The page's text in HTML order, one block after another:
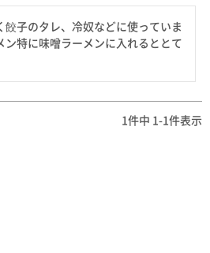
餃子のタレ、冷奴などに使っていま
ン特に味噌ラーメンに入れるととて
1 件中 1 -1 件表示